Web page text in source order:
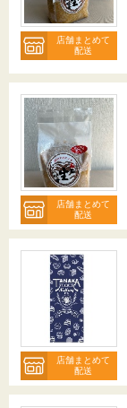
店舗まとめて
配送
店舗まとめて
配送
店舗まとめて
配送